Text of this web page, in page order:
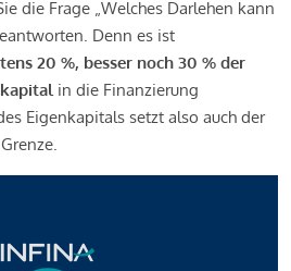
die Frage „Welches Darlehen kann
Denn es ist
20 %, besser noch 30 % der
in die Finanzierung
Eigenkapitals setzt also auch der